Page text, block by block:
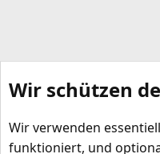
Schlagworte
Wir schützen
Wir verwenden
funktioniert, und